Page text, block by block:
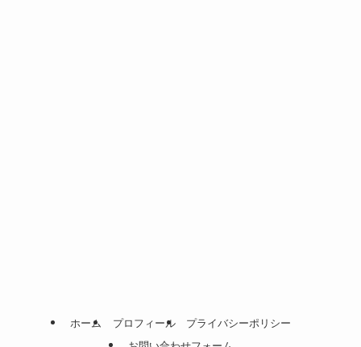
ホーム プロフィール
プライバシーポリシー